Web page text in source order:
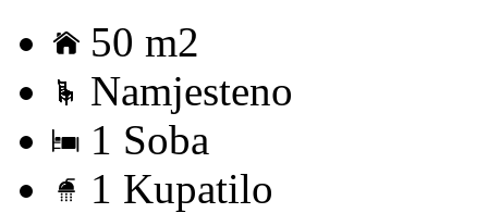
50 m2
Namjesteno
1 Soba
1 Kupatilo